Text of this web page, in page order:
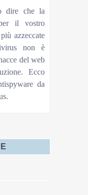
dire che la
il vostro
azzeccate
non è
del web
Ecco
da